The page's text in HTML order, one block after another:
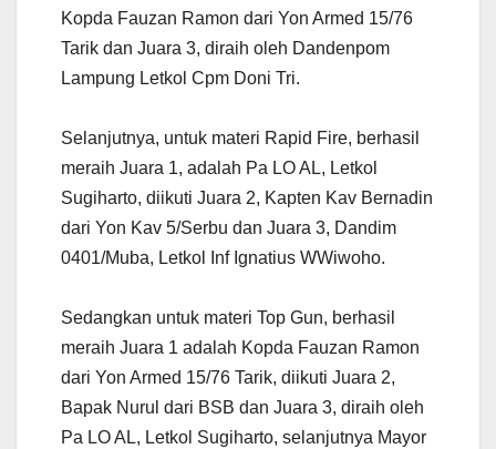
Kopda Fauzan Ramon dari Yon Armed 15/76
Tarik dan Juara 3, diraih oleh Dandenpom
Lampung Letkol Cpm Doni Tri.
Selanjutnya, untuk materi Rapid Fire, berhasil
meraih Juara 1, adalah Pa LO AL, Letkol
Sugiharto, diikuti Juara 2, Kapten Kav Bernadin
dari Yon Kav 5/Serbu dan Juara 3, Dandim
0401/Muba, Letkol Inf Ignatius WWiwoho.
Sedangkan untuk materi Top Gun, berhasil
meraih Juara 1 adalah Kopda Fauzan Ramon
dari Yon Armed 15/76 Tarik, diikuti Juara 2,
Bapak Nurul dari BSB dan Juara 3, diraih oleh
Pa LO AL, Letkol Sugiharto, selanjutnya Mayor